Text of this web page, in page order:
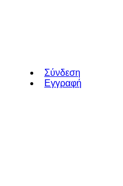
Σύνδεση
Εγγραφή